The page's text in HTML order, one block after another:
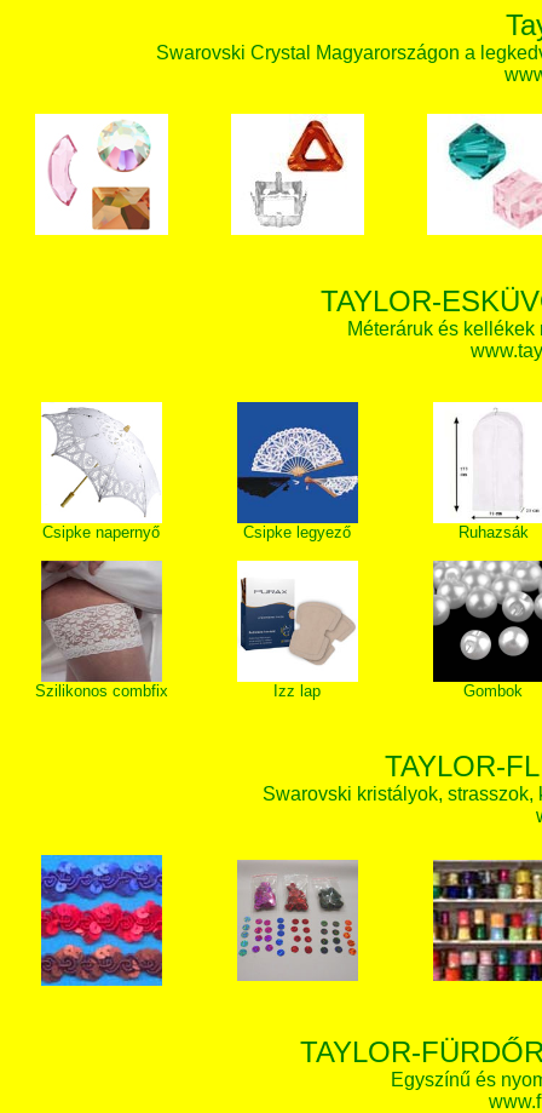
Swarovski Crystal Magyarországon a
TAYLOR-
Méteráruk és
Csipke napernyő Csipke legyező Ruhazsák
Szilikonos combfix Izz lap Gombok
TAYLOR-
Swarovski kristályok,
TAYLOR-
Egyszínű és